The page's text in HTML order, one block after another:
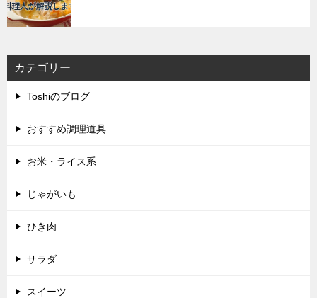
カテゴリー
Toshiのブログ
おすすめ調理道具
お米・ライス系
じゃがいも
ひき肉
サラダ
スイーツ